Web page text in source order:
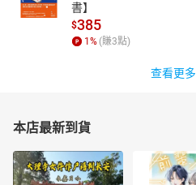
書】
$385
1 % (賺3點)
查看更多
本店最新到貨